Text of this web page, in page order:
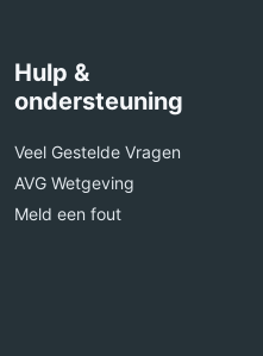
Hulp &
ondersteuning
Veel Gestelde Vragen
AVG Wetgeving
Meld een fout